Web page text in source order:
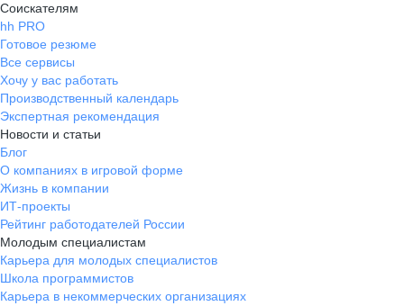
Соискателям
hh PRO
Готовое резюме
Все сервисы
Хочу у вас работать
Производственный календарь
Экспертная рекомендация
Новости и статьи
Блог
О компаниях в игровой форме
Жизнь в компании
ИТ-проекты
Рейтинг работодателей России
Молодым специалистам
Карьера для молодых специалистов
Школа программистов
Карьера в некоммерческих организациях